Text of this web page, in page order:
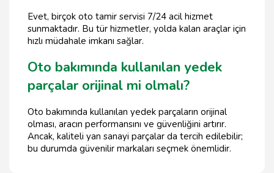
Evet, birçok oto tamir servisi 7/24 acil hizmet
sunmaktadır. Bu tür hizmetler, yolda kalan araçlar için
hızlı müdahale imkanı sağlar.
Oto bakımında kullanılan yedek
parçalar orijinal mi olmalı?
Oto bakımında kullanılan yedek parçaların orijinal
olması, aracın performansını ve güvenliğini artırır.
Ancak, kaliteli yan sanayi parçalar da tercih edilebilir;
bu durumda güvenilir markaları seçmek önemlidir.